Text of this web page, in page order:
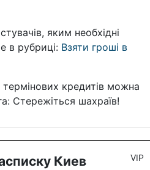
яким необхідні
в рубриці: Взяти гроші в
кредитів можна
Стережіться шахраїв!
Киев VIP